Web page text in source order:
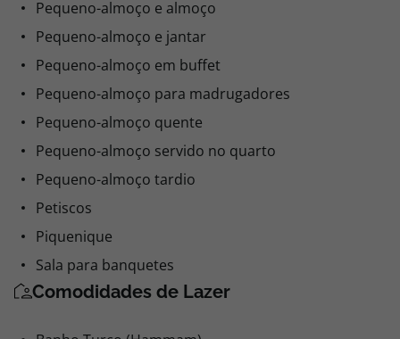
Pensão completa sem bebidas
Pequeno-almoço e almoço
Pequeno-almoço e jantar
Pequeno-almoço em buffet
Pequeno-almoço para madrugadores
Pequeno-almoço quente
Pequeno-almoço servido no quarto
Pequeno-almoço tardio
Petiscos
Piquenique
Sala para banquetes
Comodidades de Lazer